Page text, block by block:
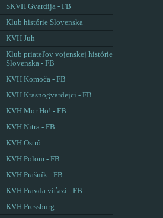
SKVH Gvardija - FB
Klub histórie Slovenska
KVH Juh
Klub priateľov vojenskej histórie
Slovenska - FB
KVH Komoča - FB
KVH Krasnogvardejci - FB
KVH Mor Ho! - FB
KVH Nitra - FB
KVH Ostrô
KVH Polom - FB
KVH Prašník - FB
KVH Pravda víťazí - FB
KVH Pressburg